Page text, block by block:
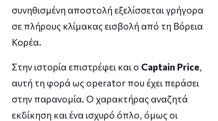
συνηθισμένη αποστολή εξελίσσεται γρήγορα
σε πλήρους κλίμακας εισβολή από τη Βόρεια
Κορέα.
Στην ιστορία επιστρέφει και ο Captain Price,
αυτή τη φορά ως operator που έχει περάσει
στην παρανομία. Ο χαρακτήρας αναζητά
εκδίκηση και ένα ισχυρό όπλο, όμως οι